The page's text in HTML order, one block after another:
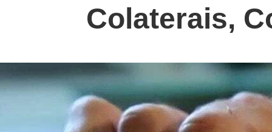
Colaterais,